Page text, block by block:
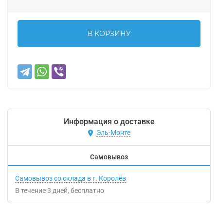
В КОРЗИНУ
Информация о доставке
Эль-Монте
Самовывоз
Самовывоз со склада в г. Королёв
В течение3 дней Бесплатно